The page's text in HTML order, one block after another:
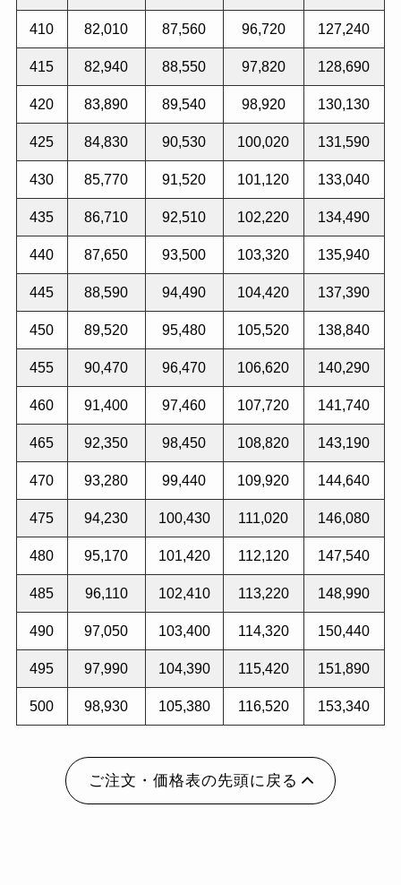
410 82,010 87,560 96,720 127,240
415 82,940 88,550 97,820 128,690
420 83,890 89,540 98,920 130,130
425 84,830 90,530 100,020 131,590
430 85,770 91,520 101,120 133,040
435 86,710 92,510 102,220 134,490
440 87,650 93,500 103,320 135,940
445 88,590 94,490 104,420 137,390
450 89,520 95,480 105,520 138,840
455 90,470 96,470 106,620 140,290
460 91,400 97,460 107,720 141,740
465 92,350 98,450 108,820 143,190
470 93,280 99,440 109,920 144,640
475 94,230 100,430 111,020 146,080
480 95,170 101,420 112,120 147,540
485 96,110 102,410 113,220 148,990
490 97,050 103,400 114,320 150,440
495 97,990 104,390 115,420 151,890
500 98,930 105,380 116,520 153,340
ご注文・価格表の先頭に戻る